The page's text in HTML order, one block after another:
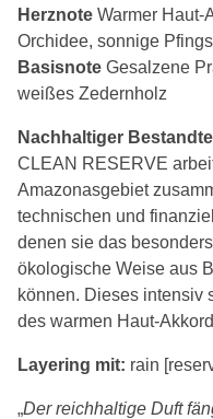
Herznote Warmer Haut-
Orchidee, sonnige
Basisnote Gesalzene
weißes Zedernholz
Nachhaltiger
CLEAN RESERVE
Amazonasgebiet
technischen und
denen sie das
ökologische Weise aus
können. Dieses intensiv
des warmen Haut-
Layering mit: rain
„Der reichhaltige Duft